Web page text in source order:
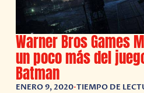
Warner Bros Games
un poco más del
Batman
ENERO 9, 2020•TIEMPO DE